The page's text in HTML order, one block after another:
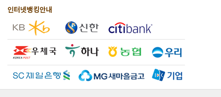
인터넷뱅킹안내